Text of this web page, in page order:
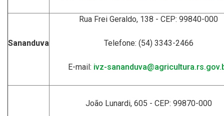
Sananduva
Rua Frei Geraldo, 138 - CEP: 99840-000
Telefone: (54) 3343-2466
E-mail: ivz-
João Lunardi, 605 - CEP: 99870-000